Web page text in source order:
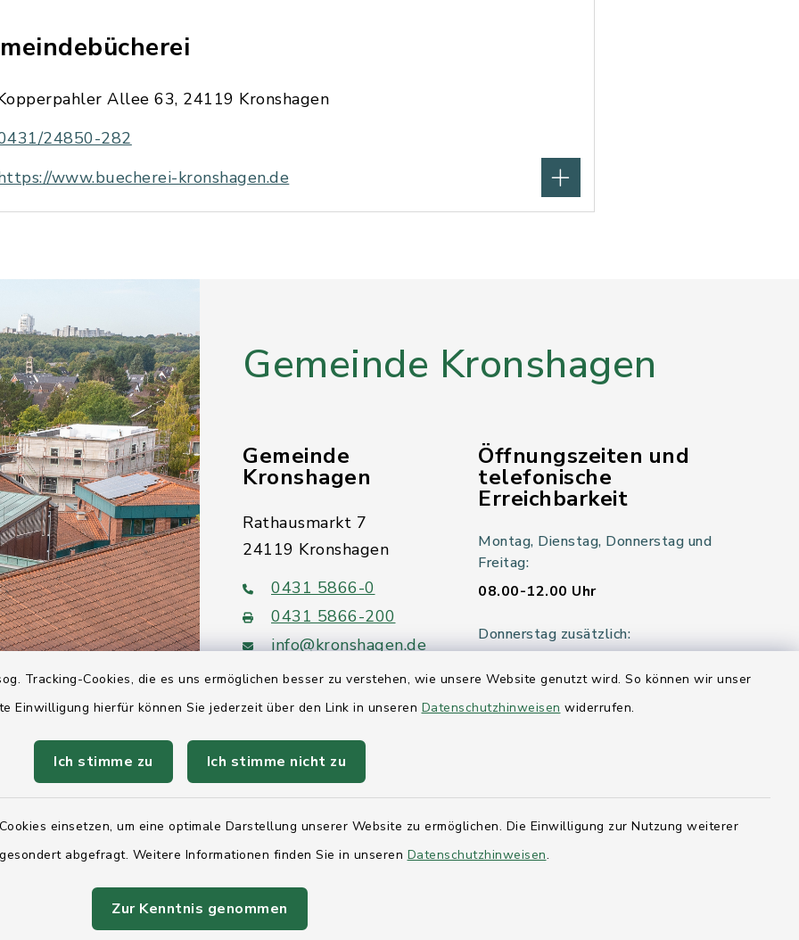
Tracking-Cookies, die es uns ermöglichen besser zu verstehen, wie unsere Website genutzt wird. So können wir unser
Einwilligung hierfür können Sie jederzeit über den Link in unseren Datenschutzhinweisen widerrufen.
Ich stimme zu Ich stimme nicht zu
einsetzen, um eine optimale Darstellung unserer Website zu ermöglichen. Die Einwilligung zur Nutzung weiterer
abgefragt. Weitere Informationen finden Sie in unseren Datenschutzhinweisen.
Zur Kenntnis genommen
Allee 63, 24119 Kronshagen
24850-282
www.buecherei-kronshagen.de
Gemeinde Kronshagen
Gemeinde
Kronshagen
Rathausmarkt 7
24119 Kronshagen
0431 5866-0
0431 5866-200
info@kronshagen.de
Öffnungszeiten und
telefonische
Erreichbarkeit
Montag, Dienstag, Donnerstag und
Freitag:
08.00-12.00 Uhr
Donnerstag zusätzlich:
Mittwoch:
Quicklinks
Landesregierung Schleswig-
Kreis Rendsburg-Eckernförde